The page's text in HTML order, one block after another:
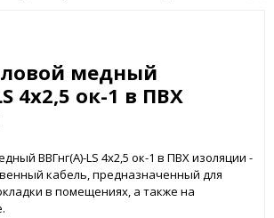
медный
4x2,5 ок-1 в ПВХ
ВВГнг(А)-LS 4x2,5 ок-1 в ПВХ изоляции -
кабель, предназначенный для
в помещениях, а также на